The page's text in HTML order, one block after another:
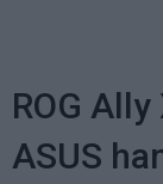
ROG
ASUS